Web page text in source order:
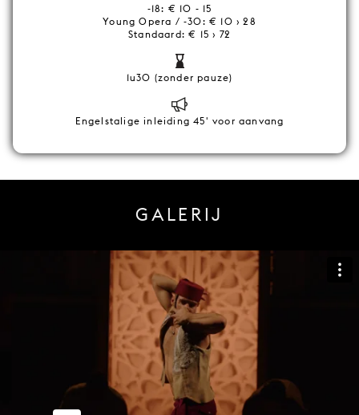
-18: € 10 - 15
Young Opera / -30: € 10 › 28
Standaard: € 15 › 72
1u30 (zonder pauze)
Engelstalige inleiding 45' voor aanvang
GALERIJ